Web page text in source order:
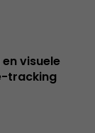
visuele
tracking